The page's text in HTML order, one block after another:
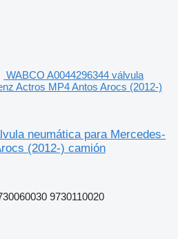
WABCO A0044296344 válvula
Actros MP4 Antos Arocs (2012-)
neumática para Mercedes-
(2012-) camión
9730110020